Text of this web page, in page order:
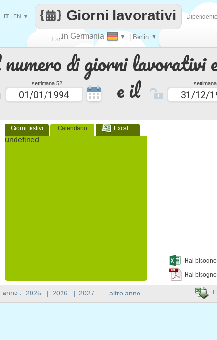
di giorni lavorativi
settimana 52 e il
Giorni festivi Calendario Excel
undefined
Hai
Hai
Fai
contare
..in Germania ▼ | Berlin ▼
Giorni lavorativi
IT| EN ▼
anno : 2025 | 2026 | 2027 ..altro anno